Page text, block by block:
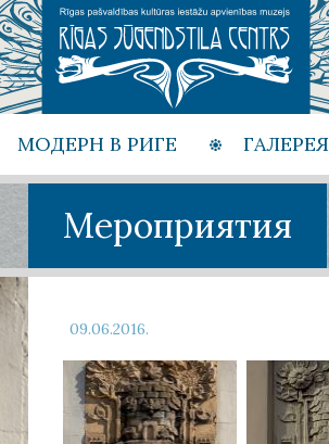
МОДЕРН В РИГЕ ГАЛЕРЕЯ
Мероприятия
09.06.2016.